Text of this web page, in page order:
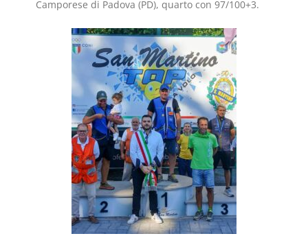
Camporese di Padova (PD), quarto con 97/100+3.